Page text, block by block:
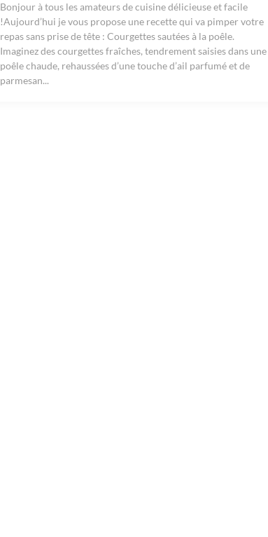
Bonjour à tous les amateurs de cuisine délicieuse et facile
!Aujourd’hui je vous propose une recette qui va pimper votre
repas sans prise de tête : Courgettes sautées à la poêle.
Imaginez des courgettes fraîches, tendrement saisies dans une
poêle chaude, rehaussées d’une touche d’ail parfumé et de
parmesan...